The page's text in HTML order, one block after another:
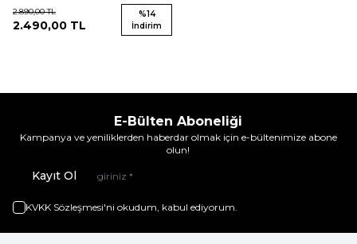
2.890,00TL
2.490,00 TL
%14
İndirim
E-Bülten Aboneliği
Kampanya ve yeniliklerden haberdar olmak için e-bültenimize abone
olun!
Kayıt Ol
KVKK Sözleşmesi'ni okudum, kabul ediyorum.